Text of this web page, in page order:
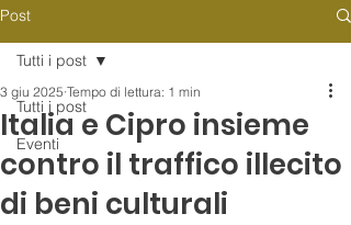
Post
Tutti i post
Eventi
Tutti i post
Italia e Cipro insieme
contro il traffico illecito
di beni culturali
3 giu 2025 Tempo di lettura: 1 min